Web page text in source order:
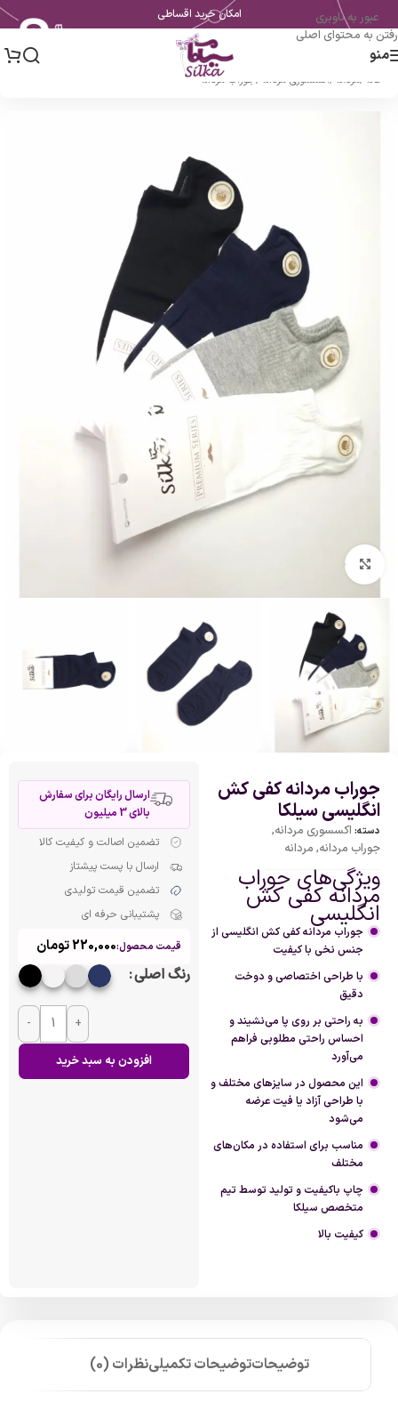
عبور به ناوبری
رفتن به محتوای اصلی
امکان خرید اقساطی
منو
خانه /مردانه /اکسسوری مردانه / جوراب مردانه
بزرگنمایی تصویر
جوراب مردانه کفی کش
انگلیسی سیلکا
دسته: اکسسوری مردانه,
جوراب مردانه, مردانه
ویژگی‌های جوراب
مردانه کفی کش
انگلیسی
جوراب مردانه کفی کش انگلیسی از
جنس نخی با کیفیت
با طراحی اختصاصی و دوخت
دقیق
به راحتی بر روی پا می‌نشیند و
احساس راحتی مطلوبی فراهم
می‌آورد
این محصول در سایزهای مختلف و
با طراحی آزاد یا فیت عرضه
می‌شود
مناسب برای استفاده در مکان‌های
مختلف
چاپ باکیفیت و تولید توسط تیم
متخصص سیلکا
کیفیت بالا
ارسال رایگان برای سفارش
بالای 3 میلیون
تضمین اصالت و کیفیت کالا
ارسال با پست پیشتاز
تضمین قیمت تولیدی
پشتیبانی حرفه ای
قیمت محصول:220,000تومان
رنگ اصلی
- +
افزودن به سبد خرید
توضیحاتتوضیحات تکمیلینظرات (0)